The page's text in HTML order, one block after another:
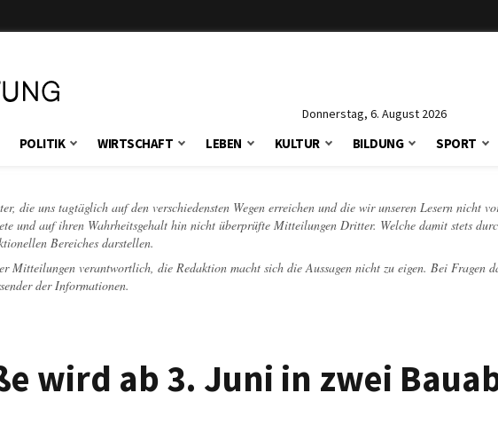
Donnerstag, 6. August 2026
POLITIK WIRTSCHAFT LEBEN KULTUR BILDUNG SPORT
die uns tagtäglich auf den verschiedensten Wegen erreichen und die wir unseren Lesern nicht
und auf ihren Wahrheitsgehalt hin nicht überprüfte Mitteilungen Dritter. Welche damit stets
Bereiches darstellen.
verantwortlich, die Redaktion macht sich die Aussagen nicht zu eigen. Bei Fragen
der Informationen.
wird ab 3. Juni in zwei